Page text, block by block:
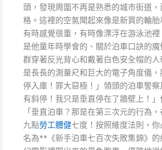
頭，發現周圍不再是熟悉的城市街道
格。這裡的空氣聞起來像是新買的輪
有時感覺很重，有時像漂浮在游泳池
是他童年時學會的、關於泊車口訣的
群穿著反光背心和戴著白色安全帽的人
是長長的測量尺和巨大的電子角度儀
停入庫！罪大惡極！」領頭的泊車警
有斜停！我只是垂直停在了牆壁上！
「垂直泊車？那是在第三次元的行為
九點勞工體健七度！按照維度法則，
名為**《新手泊車七百次失敗集錦》